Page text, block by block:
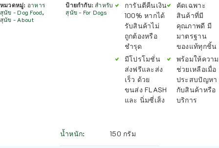
หมวดหมู่: อาหาร
สุนัข - Dog Food,
สุนัข - About
ป้ายกำกับ:สำหรับ
สุนัข - For Dogs
การันตีคืนเงิน
100% หากได้
รับสินค้าไม่
ถูกต้องหรือ
ชำรุด
มีโปรโมชั่น
ส่งฟรีและส่ง
เร็ว ด้วย
ขนส่ง FLASH
และ นิ่มซี่เส็ง
คัดเฉพาะ
สินค้าที่มี
คุณภาพดี มี
มาตรฐาน
ของแท้ทุกชิ้น
พร้อมให้ความ
ช่วยเหลือเมื่อ
ประสบปัญหา
กับสินค้าหรือ
บริการ
น้ำหนัก 150 กรัม